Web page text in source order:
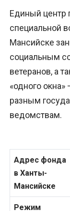
Единый центр
специальной
Мансийске
социальным
ветеранов, а
«одного
разным
ведомствам.
Адрес фонда
в Ханты-
Мансийске
Режим